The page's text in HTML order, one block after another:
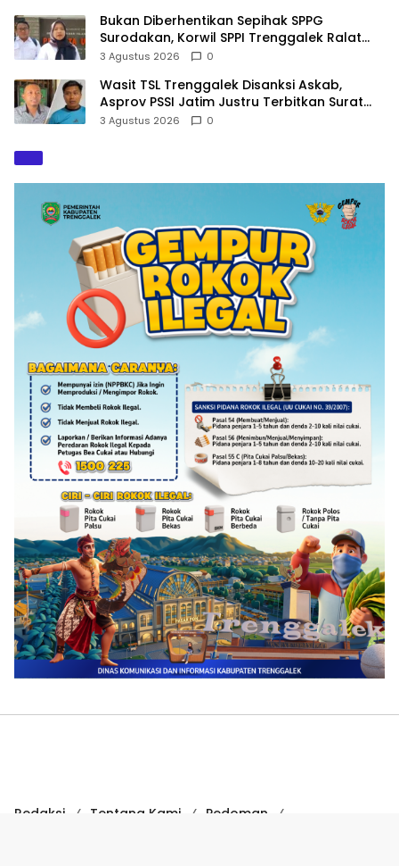
Bukan Diberhentikan Sepihak SPPG
Surodakan, Korwil SPPI Trenggalek Ralat
Pernyataan Soal Permata Umat Tolak MBG
3 Agustus 2026 0
Wasit TSL Trenggalek Disanksi Askab,
Asprov PSSI Jatim Justru Terbitkan Surat
Tugas di Hari yang Sama
3 Agustus 2026 0
Redaksi Tentang Kami
Pedoman